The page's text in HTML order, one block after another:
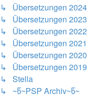
↳ Übersetzungen 2024
↳ Übersetzungen 2023
↳ Übersetzungen 2022
↳ Übersetzungen 2021
↳ Übersetzungen 2020
↳ Übersetzungen 2019
↳ Stella
↳ ~წ~PSP Archiv~წ~